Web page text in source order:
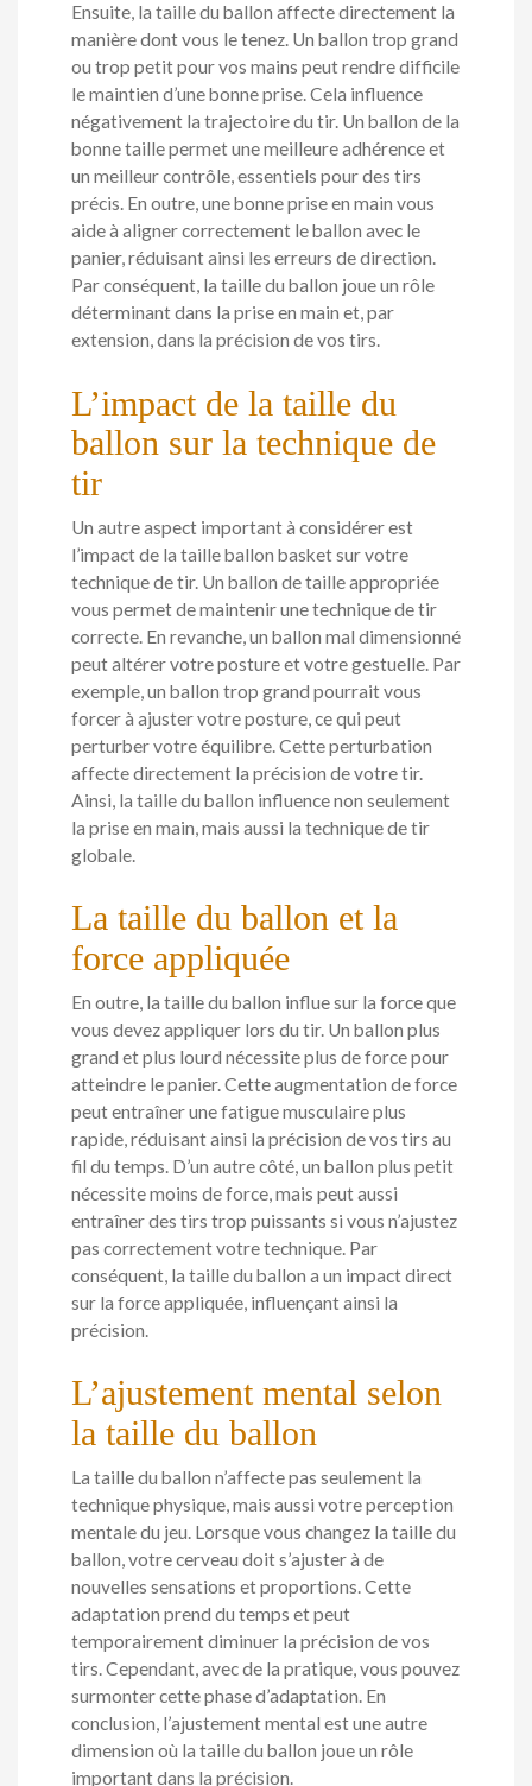
Ensuite, la taille du ballon affecte directement la
manière dont vous le tenez. Un ballon trop grand
ou trop petit pour vos mains peut rendre difficile
le maintien d’une bonne prise. Cela influence
négativement la trajectoire du tir. Un ballon de la
bonne taille permet une meilleure adhérence et
un meilleur contrôle, essentiels pour des tirs
précis. En outre, une bonne prise en main vous
aide à aligner correctement le ballon avec le
panier, réduisant ainsi les erreurs de direction.
Par conséquent, la taille du ballon joue un rôle
déterminant dans la prise en main et, par
extension, dans la précision de vos tirs.
L’impact de la taille du
ballon sur la technique de
tir
Un autre aspect important à considérer est
l’impact de la taille ballon basket sur votre
technique de tir. Un ballon de taille appropriée
vous permet de maintenir une technique de tir
correcte. En revanche, un ballon mal dimensionné
peut altérer votre posture et votre gestuelle. Par
exemple, un ballon trop grand pourrait vous
forcer à ajuster votre posture, ce qui peut
perturber votre équilibre. Cette perturbation
affecte directement la précision de votre tir.
Ainsi, la taille du ballon influence non seulement
la prise en main, mais aussi la technique de tir
globale.
La taille du ballon et la
force appliquée
En outre, la taille du ballon influe sur la force que
vous devez appliquer lors du tir. Un ballon plus
grand et plus lourd nécessite plus de force pour
atteindre le panier. Cette augmentation de force
peut entraîner une fatigue musculaire plus
rapide, réduisant ainsi la précision de vos tirs au
fil du temps. D’un autre côté, un ballon plus petit
nécessite moins de force, mais peut aussi
entraîner des tirs trop puissants si vous n’ajustez
pas correctement votre technique. Par
conséquent, la taille du ballon a un impact direct
sur la force appliquée, influençant ainsi la
précision.
L’ajustement mental selon
la taille du ballon
La taille du ballon n’affecte pas seulement la
technique physique, mais aussi votre perception
mentale du jeu. Lorsque vous changez la taille du
ballon, votre cerveau doit s’ajuster à de
nouvelles sensations et proportions. Cette
adaptation prend du temps et peut
temporairement diminuer la précision de vos
tirs. Cependant, avec de la pratique, vous pouvez
surmonter cette phase d’adaptation. En
conclusion, l’ajustement mental est une autre
dimension où la taille du ballon joue un rôle
important dans la précision.